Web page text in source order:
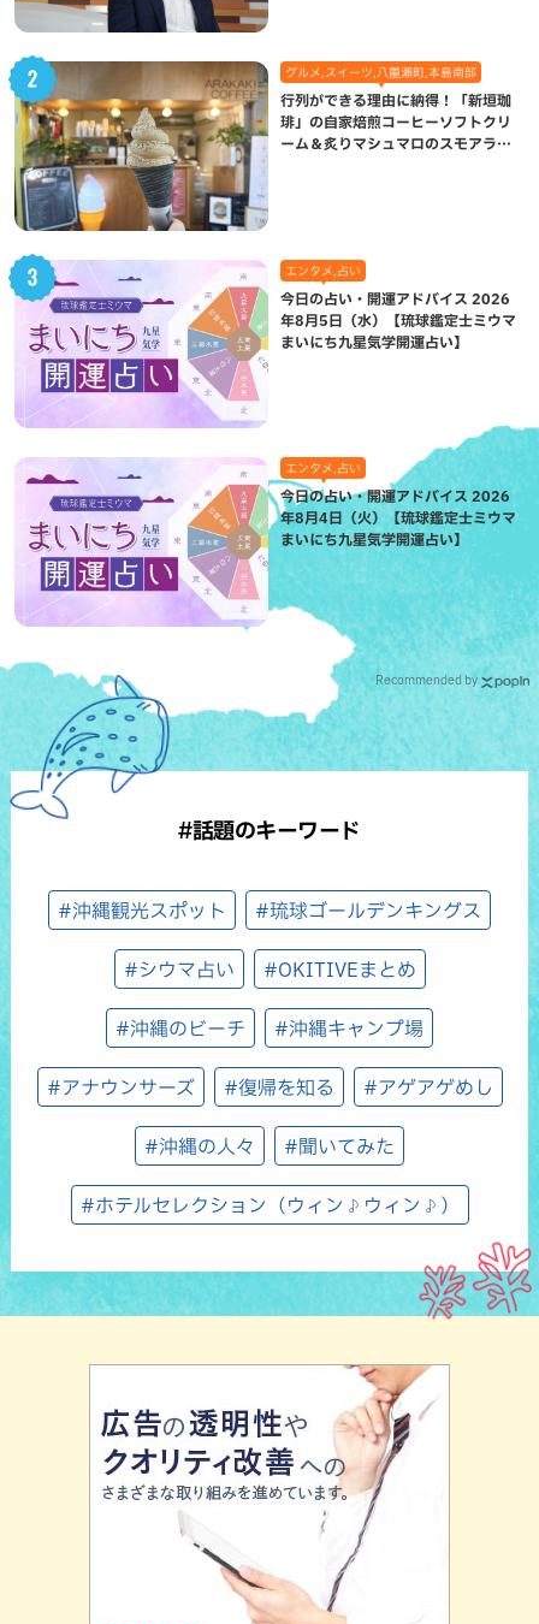
グルメ,スイーツ,八重瀬町,本島南部
行列ができる理由に納得！「新垣珈
琲」の自家焙煎コーヒーソフトクリ
ーム＆炙りマシュマロのスモアラテ
エンタメ,占い
今日の占い・開運アドバイス 2026
年8月5日（水）【琉球鑑定士ミウマ
まいにち九星気学開運占い】
エンタメ,占い
今日の占い・開運アドバイス 2026
年8月4日（火）【琉球鑑定士ミウマ
まいにち九星気学開運占い】
Recommended by
#話題のキーワード
#沖縄観光スポット #琉球ゴールデンキングス
#シウマ占い #OKITIVEまとめ
#沖縄のビーチ #沖縄キャンプ場
#アナウンサーズ #復帰を知る #アゲアゲめし
#沖縄の人々 #聞いてみた
#ホテルセレクション（ウィン♪ウィン♪）